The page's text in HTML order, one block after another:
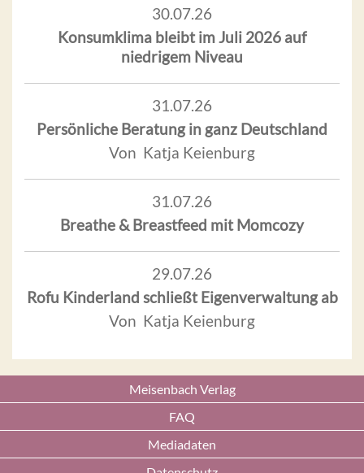
30.07.26
Konsumklima bleibt im Juli 2026 auf
niedrigem Niveau
31.07.26
Persönliche Beratung in ganz Deutschland
Von Katja Keienburg
31.07.26
Breathe & Breastfeed mit Momcozy
29.07.26
Rofu Kinderland schließt Eigenverwaltung ab
Von Katja Keienburg
Meisenbach Verlag
FAQ
Mediadaten